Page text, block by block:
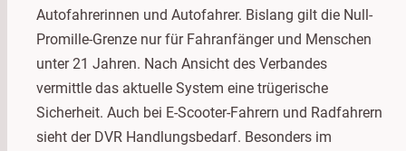
Autofahrerinnen und Autofahrer. Bislang gilt die Null-
Promille-Grenze nur für Fahranfänger und Menschen
unter 21 Jahren. Nach Ansicht des Verbandes
vermittle das aktuelle System eine trügerische
Sicherheit. Auch bei E-Scooter-Fahrern und Radfahrern
sieht der DVR Handlungsbedarf. Besonders im